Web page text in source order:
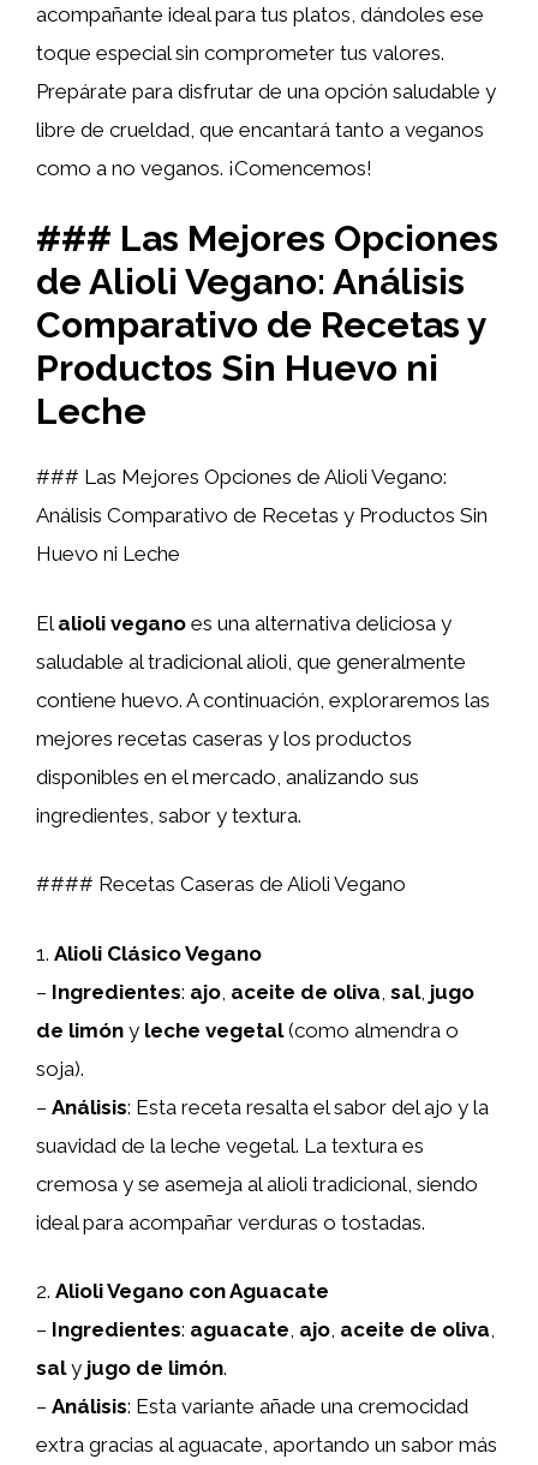
acompañante ideal para tus platos, dándoles ese
toque especial sin comprometer tus valores.
Prepárate para disfrutar de una opción saludable y
libre de crueldad, que encantará tanto a veganos
como a no veganos. ¡Comencemos!
### Las Mejores Opciones
de Alioli Vegano: Análisis
Comparativo de Recetas y
Productos Sin Huevo ni
Leche
### Las Mejores Opciones de Alioli Vegano:
Análisis Comparativo de Recetas y Productos Sin
Huevo ni Leche
El alioli vegano es una alternativa deliciosa y
saludable al tradicional alioli, que generalmente
contiene huevo. A continuación, exploraremos las
mejores recetas caseras y los productos
disponibles en el mercado, analizando sus
ingredientes, sabor y textura.
#### Recetas Caseras de Alioli Vegano
1. Alioli Clásico Vegano
– Ingredientes: ajo aceite de oliva sal, jugo
de limón y leche vegetal(como almendra o
soja).
– Análisis: Esta receta resalta el sabor del ajo y la
suavidad de la leche vegetal. La textura es
cremosa y se asemeja al alioli tradicional, siendo
ideal para acompañar verduras o tostadas.
2. Alioli Vegano con Aguacate
– Ingredientes: aguacate, ajo, aceite de oliva,
saly jugo de limón.
– Análisis: Esta variante añade una cremocidad
extra gracias al aguacate, aportando un sabor más